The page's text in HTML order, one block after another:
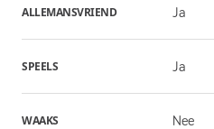
ALLEMANSVRIEND Ja
SPEELS Ja
WAAKS Nee